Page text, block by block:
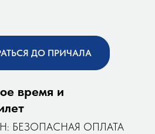
ДО ПРИЧАЛА
время и
БЕЗОПАСНАЯ ОПЛАТА